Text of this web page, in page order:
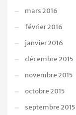
mars 2016
février 2016
janvier 2016
décembre 2015
novembre 2015
octobre 2015
septembre 2015